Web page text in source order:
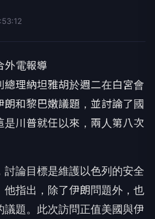
外電報導
總理納坦雅胡於週二在白宮會
和黎巴嫩議題，並討論了國
是川普就任以來，兩人第八次
討論目標是維護以色列的安全
他指出，除了伊朗問題外，也
題。此次訪問正值美國與伊